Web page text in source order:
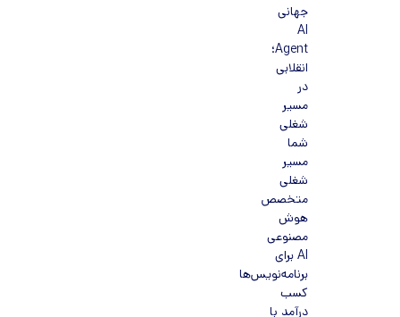
جهانی
AI
Agent؛
انقلابی
در
مسیر
شغلی
شما
مسیر
شغلی
متخصص
هوش
مصنوعی
AI برای
برنامه‌نویس‌ها
کسب
درآمد با